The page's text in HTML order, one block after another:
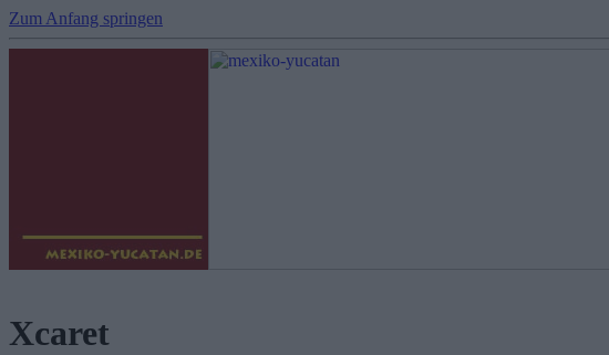
Zum Anfang springen
Xcaret